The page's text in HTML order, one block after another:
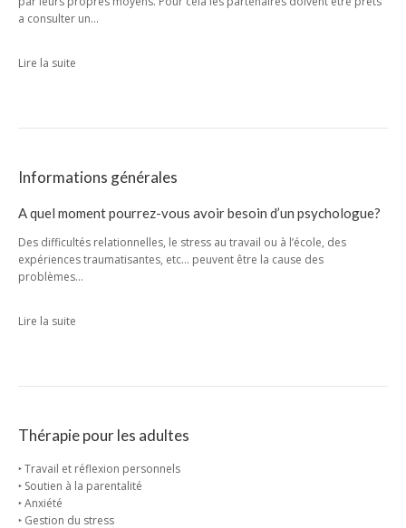
a consulter un…
Lire la suite
Informations générales
A quel moment pourrez-vous avoir besoin d’un psychologue?
Des difficultés relationnelles, le stress au travail ou à l’école, des
expériences traumatisantes, etc… peuvent être la cause des
problèmes…
Lire la suite
Thérapie pour les adultes
‣ Travail et réflexion personnels
‣ Soutien à la parentalité
‣ Anxiété
‣ Gestion du stress